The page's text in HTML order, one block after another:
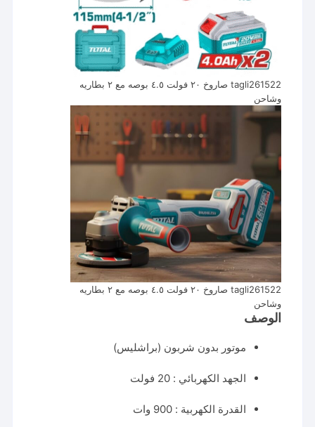
tagli261522 صاروخ ٢٠ فولت ٤.٥ بوصه مع ٢ بطاريه
وشاحن
tagli261522 صاروخ ٢٠ فولت ٤.٥ بوصه مع ٢ بطاريه
وشاحن
الوصف
موتور بدون شربون (براشليس)
الجهد الكهربائي : 20 فولت
القدرة الكهربية : 900 وات